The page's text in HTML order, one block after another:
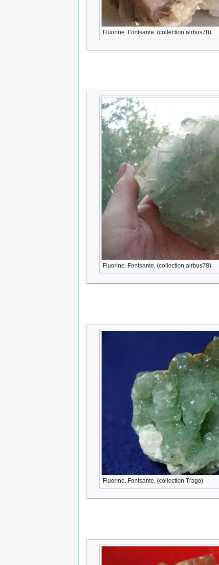
Fluorine. Fontsante. (collection airbus78)
Fluorine. Fontsante. (collection airbus78)
Fluorine. Fontsante. (collection Trago)